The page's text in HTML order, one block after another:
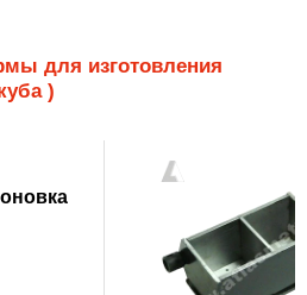
для изготовления
)